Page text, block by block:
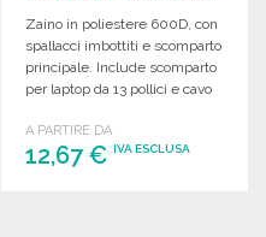
Zaino in poliestere 600D, con
spallacci imbottiti e scomparto
principale. Include scomparto
per laptop da 13 pollici e cavo
A PARTIRE DA
12,67 €IVA ESCLUSA